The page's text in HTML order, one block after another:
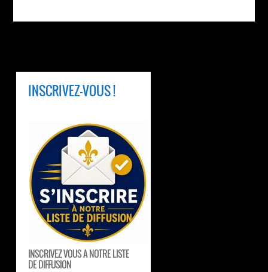
INSCRIVEZ-VOUS !
INSCRIVEZ VOUS A NOTRE LISTE
DE DIFFUSION